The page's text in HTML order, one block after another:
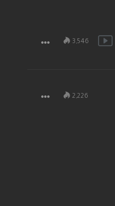
3,546
2,226